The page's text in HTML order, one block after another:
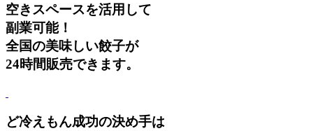
空きスペースを活用して
副業可能！
全国の美味しい餃子が
24時間販売できます。
ど冷えもん成功の決め手は